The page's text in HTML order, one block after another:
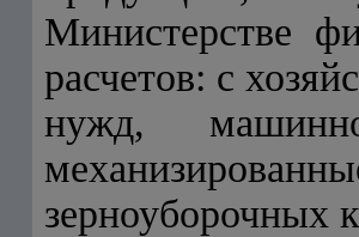
Министерстве
расчетов: с
нужд,
зерноуборочных